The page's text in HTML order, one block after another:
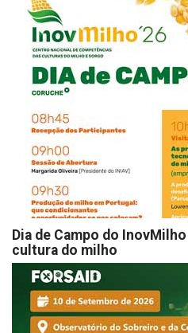
Dia de Campo do
cultura do milho